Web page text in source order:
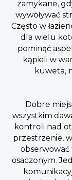
zamykane,
wywoływać
Często w
dla wielu
pominąć
kąpieli w
kuweta,
Dobre
wszystkim
kontroli nad
przestrzenie,
obserwować
osaczonym.